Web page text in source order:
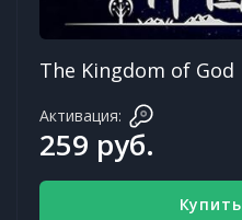
The Kingdom of God
Активация:
259 руб.
Купить